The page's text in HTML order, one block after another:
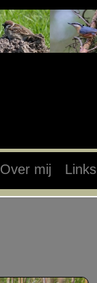
Over mij Links